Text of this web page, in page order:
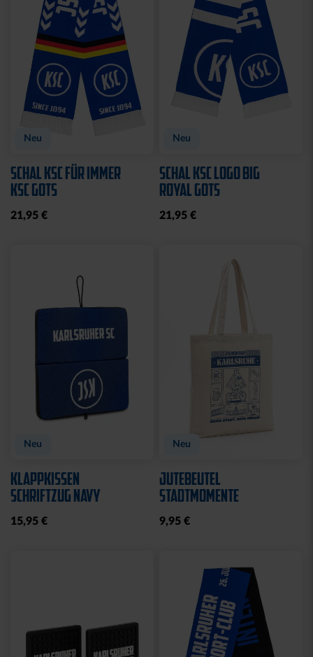
Neu
SCHAL KSC FÜR IMMER
KSC GOTS
21,95 €
Neu
SCHAL KSC LOGO BIG
ROYAL GOTS
21,95 €
Neu
KLAPPKISSEN
SCHRIFTZUG NAVY
15,95 €
Neu
JUTEBEUTEL
STADTMOMENTE
9,95 €